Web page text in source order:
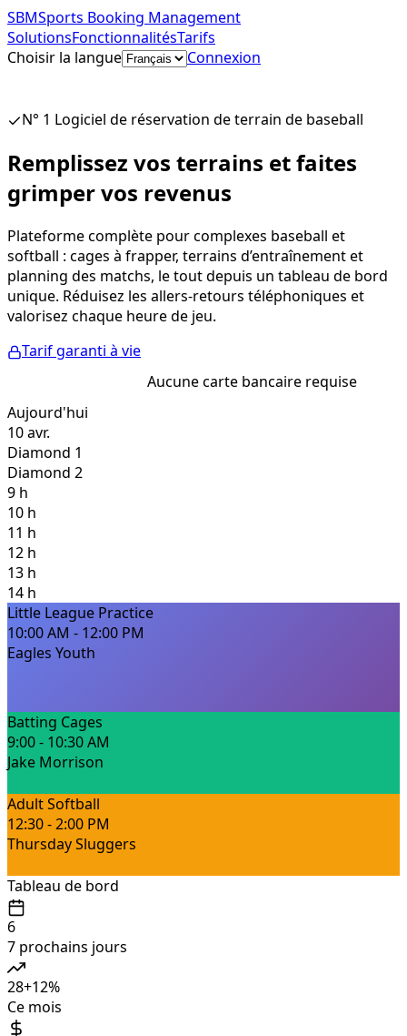
SBMSports Booking Management
SolutionsFonctionnalitésTarifs
Choisir la langue
Connexion
N° 1 Logiciel de réservation de terrain de baseball
Remplissez vos terrains et faites
grimper vos revenus
Plateforme complète pour complexes baseball et
softball : cages à frapper, terrains d’entraînement et
planning des matchs, le tout depuis un tableau de bord
unique. Réduisez les allers-retours téléphoniques et
valorisez chaque heure de jeu.
Tarif garanti à vie
Aucune carte bancaire requise
Aujourd'hui
10 avr.
Diamond 1
Diamond 2
9 h
10 h
11 h
12 h
13 h
14 h
Little League Practice
10:00 AM - 12:00 PM
Eagles Youth
Batting Cages
9:00 - 10:30 AM
Jake Morrison
Adult Softball
12:30 - 2:00 PM
Thursday Sluggers
Tableau de bord
6
7 prochains jours
28+12%
Ce mois